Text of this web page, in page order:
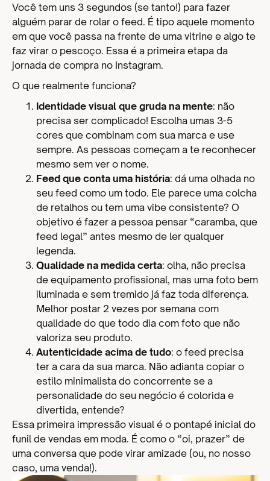
Você tem uns 3 segundos (se tanto!) para fazer
alguém parar de rolar o feed. É tipo aquele momento
em que você passa na frente de uma vitrine e algo te
faz virar o pescoço. Essa é a primeira etapa da
jornada de compra no Instagram.
O que realmente funciona?
Identidade visual que gruda na mente: não
precisa ser complicado! Escolha umas 3-5
cores que combinam com sua marca e use
sempre. As pessoas começam a te reconhecer
mesmo sem ver o nome.
Feed que conta uma história: dá uma olhada no
seu feed como um todo. Ele parece uma colcha
de retalhos ou tem uma vibe consistente? O
objetivo é fazer a pessoa pensar “caramba, que
feed legal” antes mesmo de ler qualquer
legenda.
Qualidade na medida certa: olha, não precisa
de equipamento profissional, mas uma foto bem
iluminada e sem tremido já faz toda diferença.
Melhor postar 2 vezes por semana com
qualidade do que todo dia com foto que não
valoriza seu produto.
Autenticidade acima de tudo: o feed precisa
ter a cara da sua marca. Não adianta copiar o
estilo minimalista do concorrente se a
personalidade do seu negócio é colorida e
divertida, entende?
Essa primeira impressão visual é o pontapé inicial do
funil de vendas em moda. É como o “oi, prazer” de
uma conversa que pode virar amizade (ou, no nosso
caso, uma venda!).